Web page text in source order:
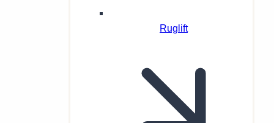
Ruglift